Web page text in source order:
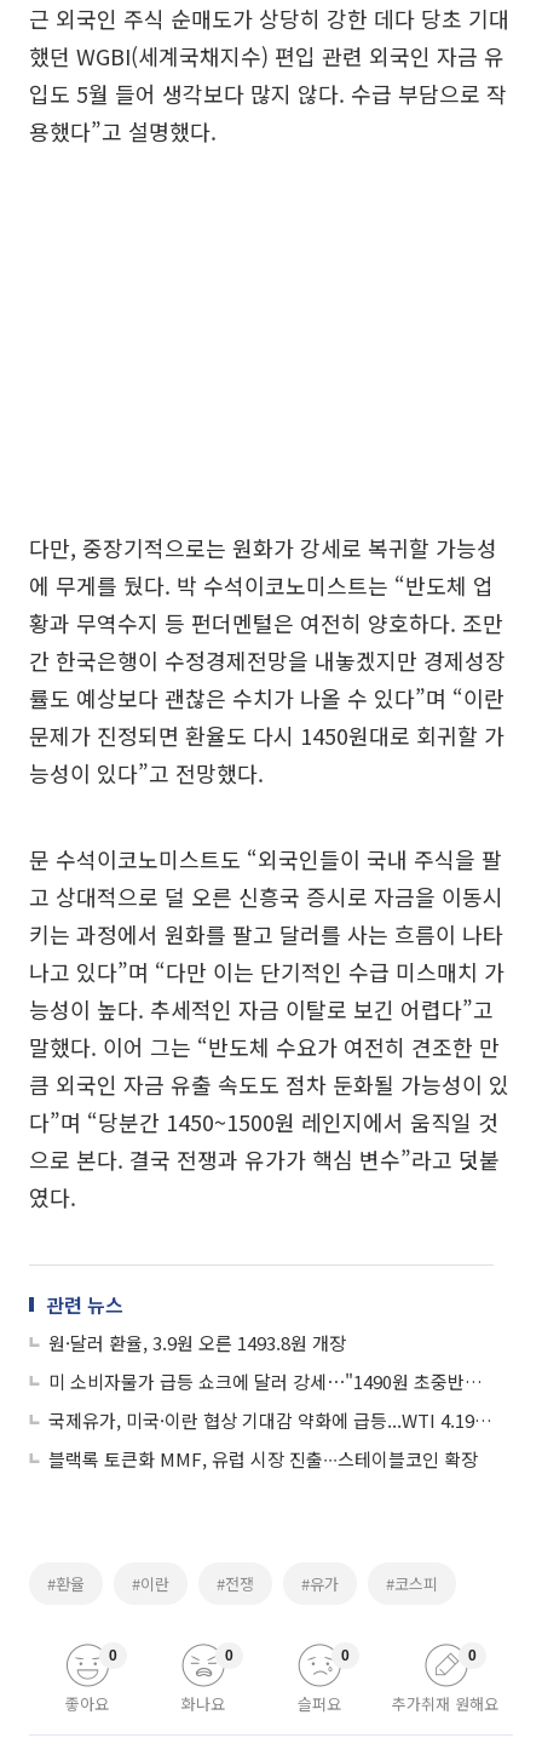
근 외국인 주식 순매도가 상당히 강한 데다 당초 기대
했던 WGBI(세계국채지수) 편입 관련 외국인 자금 유
입도 5월 들어 생각보다 많지 않다. 수급 부담으로 작
용했다”고 설명했다.
다만, 중장기적으로는 원화가 강세로 복귀할 가능성
에 무게를 뒀다. 박 수석이코노미스트는 “반도체 업
황과 무역수지 등 펀더멘털은 여전히 양호하다. 조만
간 한국은행이 수정경제전망을 내놓겠지만 경제성장
률도 예상보다 괜찮은 수치가 나올 수 있다”며 “이란
문제가 진정되면 환율도 다시 1450원대로 회귀할 가
능성이 있다”고 전망했다.
문 수석이코노미스트도 “외국인들이 국내 주식을 팔
고 상대적으로 덜 오른 신흥국 증시로 자금을 이동시
키는 과정에서 원화를 팔고 달러를 사는 흐름이 나타
나고 있다”며 “다만 이는 단기적인 수급 미스매치 가
능성이 높다. 추세적인 자금 이탈로 보긴 어렵다”고
말했다. 이어 그는 “반도체 수요가 여전히 견조한 만
큼 외국인 자금 유출 속도도 점차 둔화될 가능성이 있
다”며 “당분간 1450~1500원 레인지에서 움직일 것
으로 본다. 결국 전쟁과 유가가 핵심 변수”라고 덧붙
였다.
관련 뉴스
원·달러 환율, 3.9원 오른 1493.8원 개장
미 소비자물가 급등 쇼크에 달러 강세⋯"1490원 초중반서 등락"
국제유가, 미국·이란 협상 기대감 약화에 급등...WTI 4.19%↑
블랙록 토큰화 MMF, 유럽 시장 진출∙∙∙스테이블코인 확장
#환율 #이란 #전쟁 #유가 #코스피
좋아요
0
화나요
0
슬퍼요
0
추가취재 원해요
0